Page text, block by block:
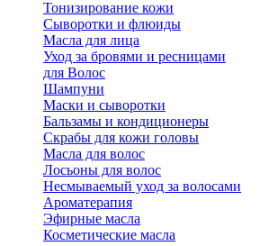
Тонизирование кожи
Сыворотки и флюиды
Масла для лица
Уход за бровями и ресницами
для Волос
Шампуни
Маски и сыворотки
Бальзамы и кондиционеры
Скрабы для кожи головы
Масла для волос
Лосьоны для волос
Несмываемый уход за волосами
Ароматерапия
Эфирные масла
Косметические масла